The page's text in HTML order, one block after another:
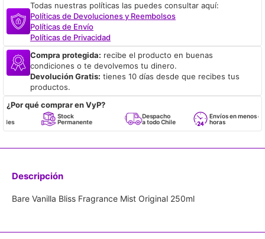
Todas nuestras políticas las puedes consultar aquí:
Políticas de Devoluciones y Reembolsos
Políticas de Envío
Políticas de Privacidad
Compra protegida: recibe el producto en buenas
condiciones o te devolvemos tu dinero.
Devolución Gratis: tienes 10 días desde que recibes tus
productos.
¿Por qué comprar en VyP?
Stock
Permanente
Despacho
a todo Chile
Envíos en menos de 24
horas
Descripción
Bare Vanilla Bliss Fragrance Mist Original 250ml